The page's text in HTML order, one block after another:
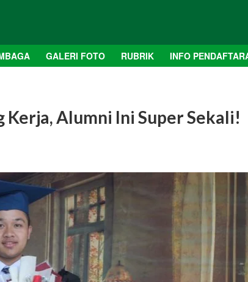
GALERI FOTO RUBRIK INFO
Kerja, Alumni Ini Super Sekali!